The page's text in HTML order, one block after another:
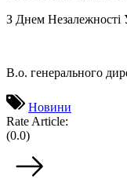
З Днем Незалежності
В.о. генерального
Новини
Rate Article:
(0.0)